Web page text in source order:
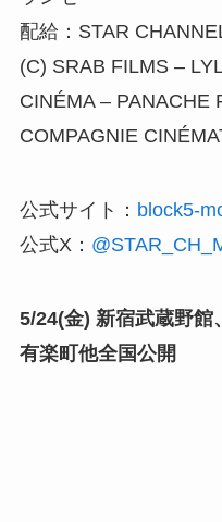
配給：STAR
(C) SRAB FILMS –
CINÉMA – PANACHE
COMPAGNIE
公式サイト： block5-
公式X：
5/24(金) 新宿武蔵野館
有楽町他全国公開